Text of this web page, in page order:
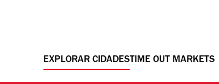
EXPLORAR CIDADESTIME OUT MARKETS